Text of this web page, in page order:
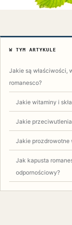
W TYM ARTYKULE
Jakie są właściwości,
romanesco?
Jakie witaminy i
Jakie
Jakie prozdrowotne
Jak kapusta
odpornościowy?